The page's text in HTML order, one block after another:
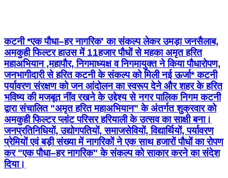
भविष्य की मजबूत नींव रखने के उद्देश्य से नगर पालिक निगम कटनी
द्वारा संचालित "अमृत हरित महाअभियान" के अंतर्गत शुक्रवार को
अमकुही फिल्टर प्लांट परिसर हरियाली के उत्सव का साक्षी बना।
जनप्रतिनिधियों, उद्योगपतियों, समाजसेवियों, विद्यार्थियों, पर्यावरण
प्रेमियों एवं बड़ी संख्या में नागरिकों ने एक साथ हजारों पौधों का रोपण
कर "एक पौधा–हर नागरिक" के संकल्प को साकार करने का संदेश
दिया।
Huzur, Bhopal | Aug 7, 2026